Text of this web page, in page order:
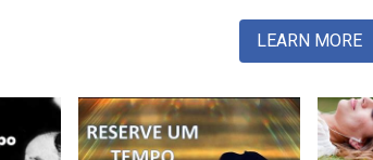
LEARN MORE